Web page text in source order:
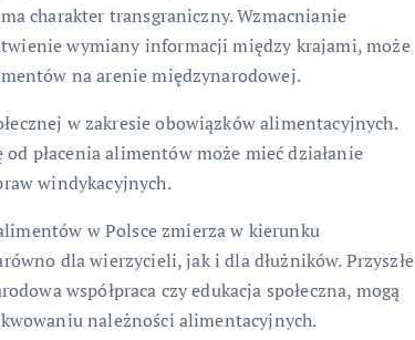
charakter transgraniczny. Wzmacnianie
wymiany informacji między krajami, może
na arenie międzynarodowej.
w zakresie obowiązków alimentacyjnych.
płacenia alimentów może mieć działanie
windykacyjnych.
w Polsce zmierza w kierunku
dla wierzycieli, jak i dla dłużników. Przyszłe
współpraca czy edukacja społeczna, mogą
należności alimentacyjnych.